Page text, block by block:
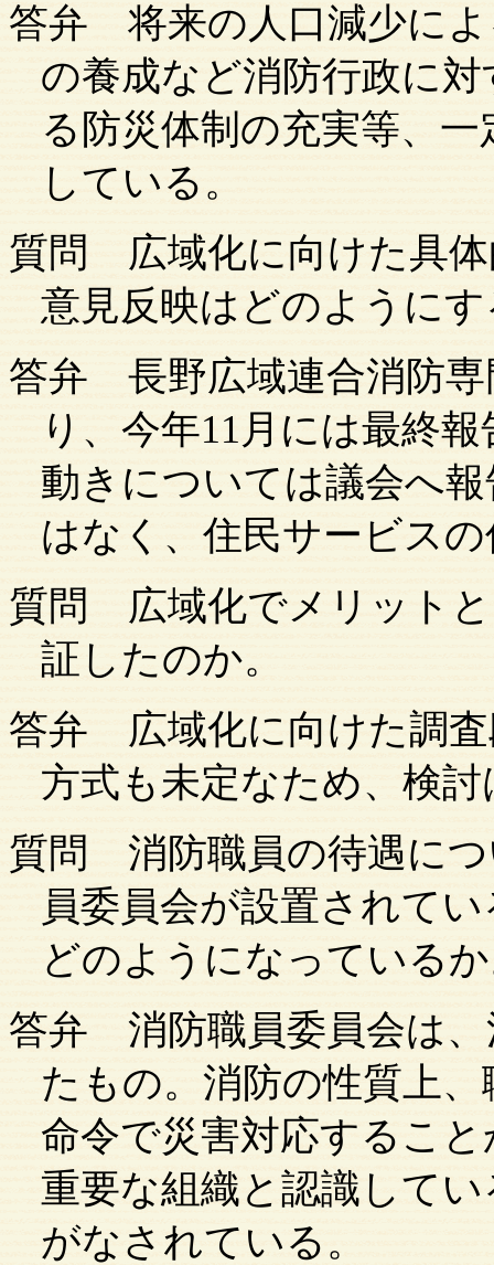
答弁 将来の人口減少によ
の養成など消防行政に
る防災体制の充実等、
している。
質問
広域化に向けた具
意見反映はどのように
答弁 長野広域連合消防
り、今年11月には最終
動きについては議会へ
はなく、住民サービス
質問
広域化でメリット
証したのか。
答弁 広域化に向けた調
方式も未定なため、検
質問
消防職員の待遇に
員委員会が設置されて
どのようになっている
答弁 消防職員委員会は、
たもの。消防の性質上
命令で災害対応するこ
重要な組織と認識して
がなされている。